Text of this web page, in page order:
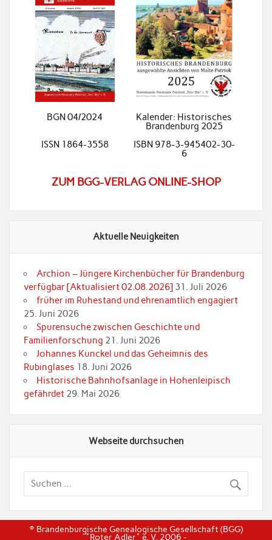
BGN 04/2024
Kalender: Historisches
Brandenburg 2025
ISSN 1864-3558
ISBN 978-3-945402-30-
6
ZUM BGG-VERLAG ONLINE-SHOP
Aktuelle Neuigkeiten
Archion – Jüngere Kirchenbücher für Brandenburg
verfügbar [Aktualisiert 02.08.2026] 31. Juli 2026
früher im Ruhestand und ehrenamtlich engagiert
25. Juni 2026
Spurensuche zwischen Geschichte und
Familienforschung 21. Juni 2026
Johannes Kunckel und das Geheimnis des
Rubinglases 18. Juni 2026
Historische Bahnhofsanlage in Hohenleipisch
gefährdet 29. Mai 2026
Webseite durchsuchen
© Brandenburgische Genealogische Gesellschaft (BGG)
"Roter Adler" e. V. 2006 -